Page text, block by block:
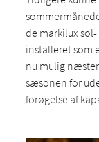
de markilux
installeret som
nu mulig
sæsonen for
forøgelse af